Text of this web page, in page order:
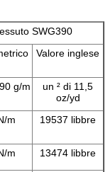
SWG390
Valore inglese
g/m
un ² di 11,5
oz/yd
m 19537 libbre
m 13474 libbre